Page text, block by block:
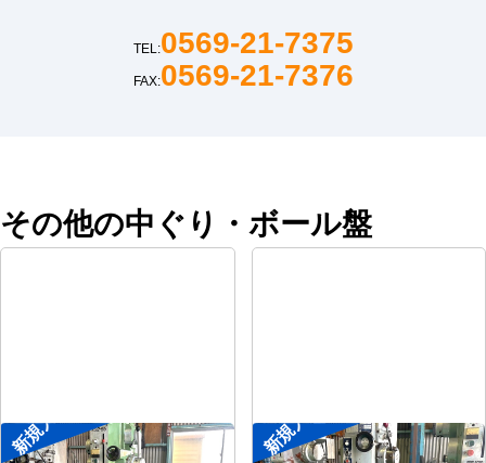
TEL:0569-21-7375
FAX:0569-21-7376
その他の中ぐり・ボール盤
新規入荷
直立ボール盤 新規入荷
直立ボール盤